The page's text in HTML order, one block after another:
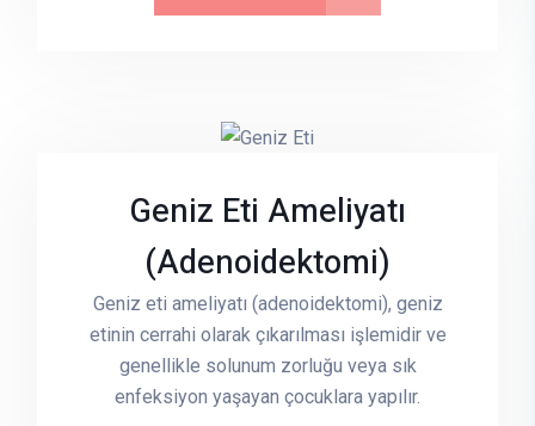
Geniz Eti Ameliyatı
(Adenoidektomi)
Geniz eti ameliyatı (adenoidektomi), geniz
etinin cerrahi olarak çıkarılması işlemidir ve
genellikle solunum zorluğu veya sık
enfeksiyon yaşayan çocuklara yapılır.